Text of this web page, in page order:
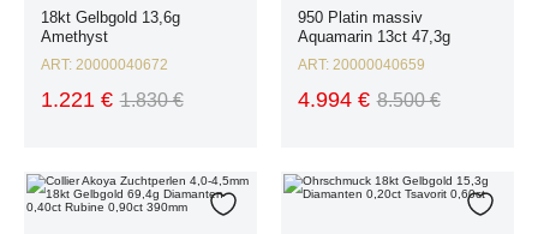
18kt Gelbgold 13,6g
Amethyst
ART: 20000040672
1.830 €
1.221 €
950 Platin massiv
Aquamarin 13ct 47,3g
ART: 20000040659
8.500 €
4.994 €
Zur Wunschliste hinzufügen
Collier Akoya Zuchtperlen 4,0-4,5mm 18kt Gelbgold 69,4g Diamanten
Zur
Ohrschmuck 18kt Gelbgold 15,3g